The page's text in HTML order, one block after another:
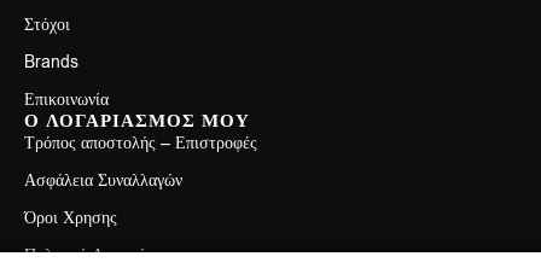
Στόχοι
Brands
Επικοινωνία
Ο ΛΟΓΑΡΙΑΣΜΟΣ ΜΟΥ
Τρόπος αποστολής – Επιστροφές
Ασφάλεια Συναλλαγών
Όροι Χρησης
Πολιτική Απορρήτου